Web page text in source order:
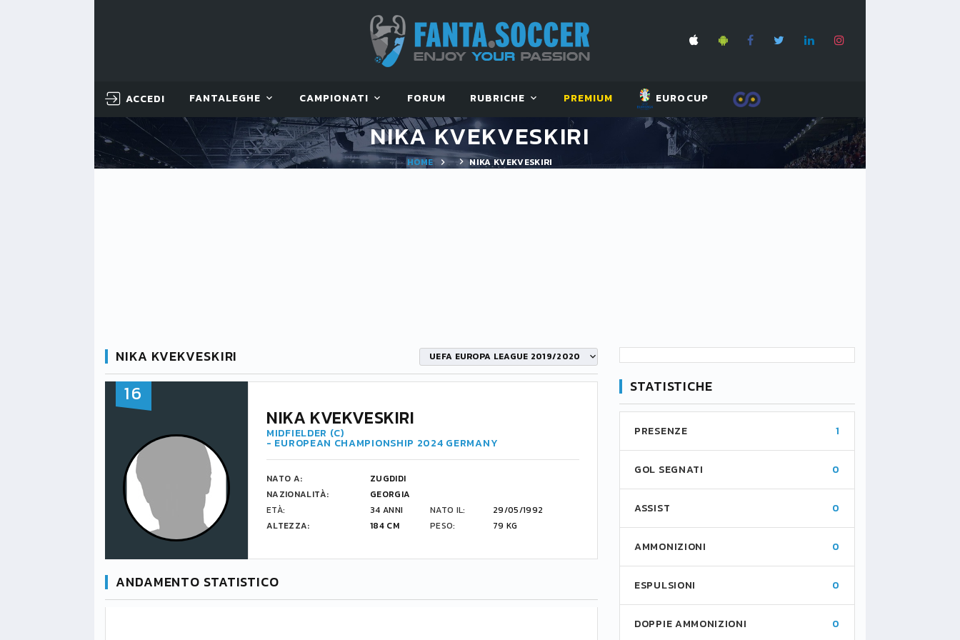
ACCEDI FANTALEGHE CAMPIONATI FORUM RUBRICHE PREMIUM EUROCUP
NIKA KVEKVESKIRI
HOME NIKA KVEKVESKIRI
NIKA KVEKVESKIRI UEFA EUROPA LEAGUE 2019/2020
16
NIKA KVEKVESKIRI
MIDFIELDER (C)
- EUROPEAN CHAMPIONSHIP 2024 GERMANY
NATO A:
ZUGDIDI
NAZIONALITÀ:
GEORGIA
ETÀ:
34 ANNI NATO IL:
29/05/1992
ALTEZZA:
184 CM PESO: 79 KG
ANDAMENTO STATISTICO
STATISTICHE
PRESENZE 1
GOL SEGNATI 0
ASSIST 0
AMMONIZIONI 0
ESPULSIONI 0
DOPPIE AMMONIZIONI 0